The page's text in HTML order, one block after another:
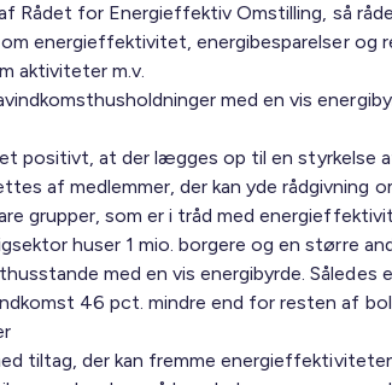
Rådet for Energieffektiv Omstilling, så
energieffektivitet, energibesparelser og
aktiviteter m.v.
med en vis
positivt, at der lægges op til en styrkelse
af medlemmer, der kan yde rådgivning
grupper, som er i tråd med
huser 1 mio. borgere og en større
med en vis energibyrde. Således
46 pct. mindre end for resten af
tiltag, der kan fremme